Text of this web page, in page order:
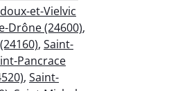
et-Vielvic
Drône (24600),
, Saint-
Pancrace
, Saint-